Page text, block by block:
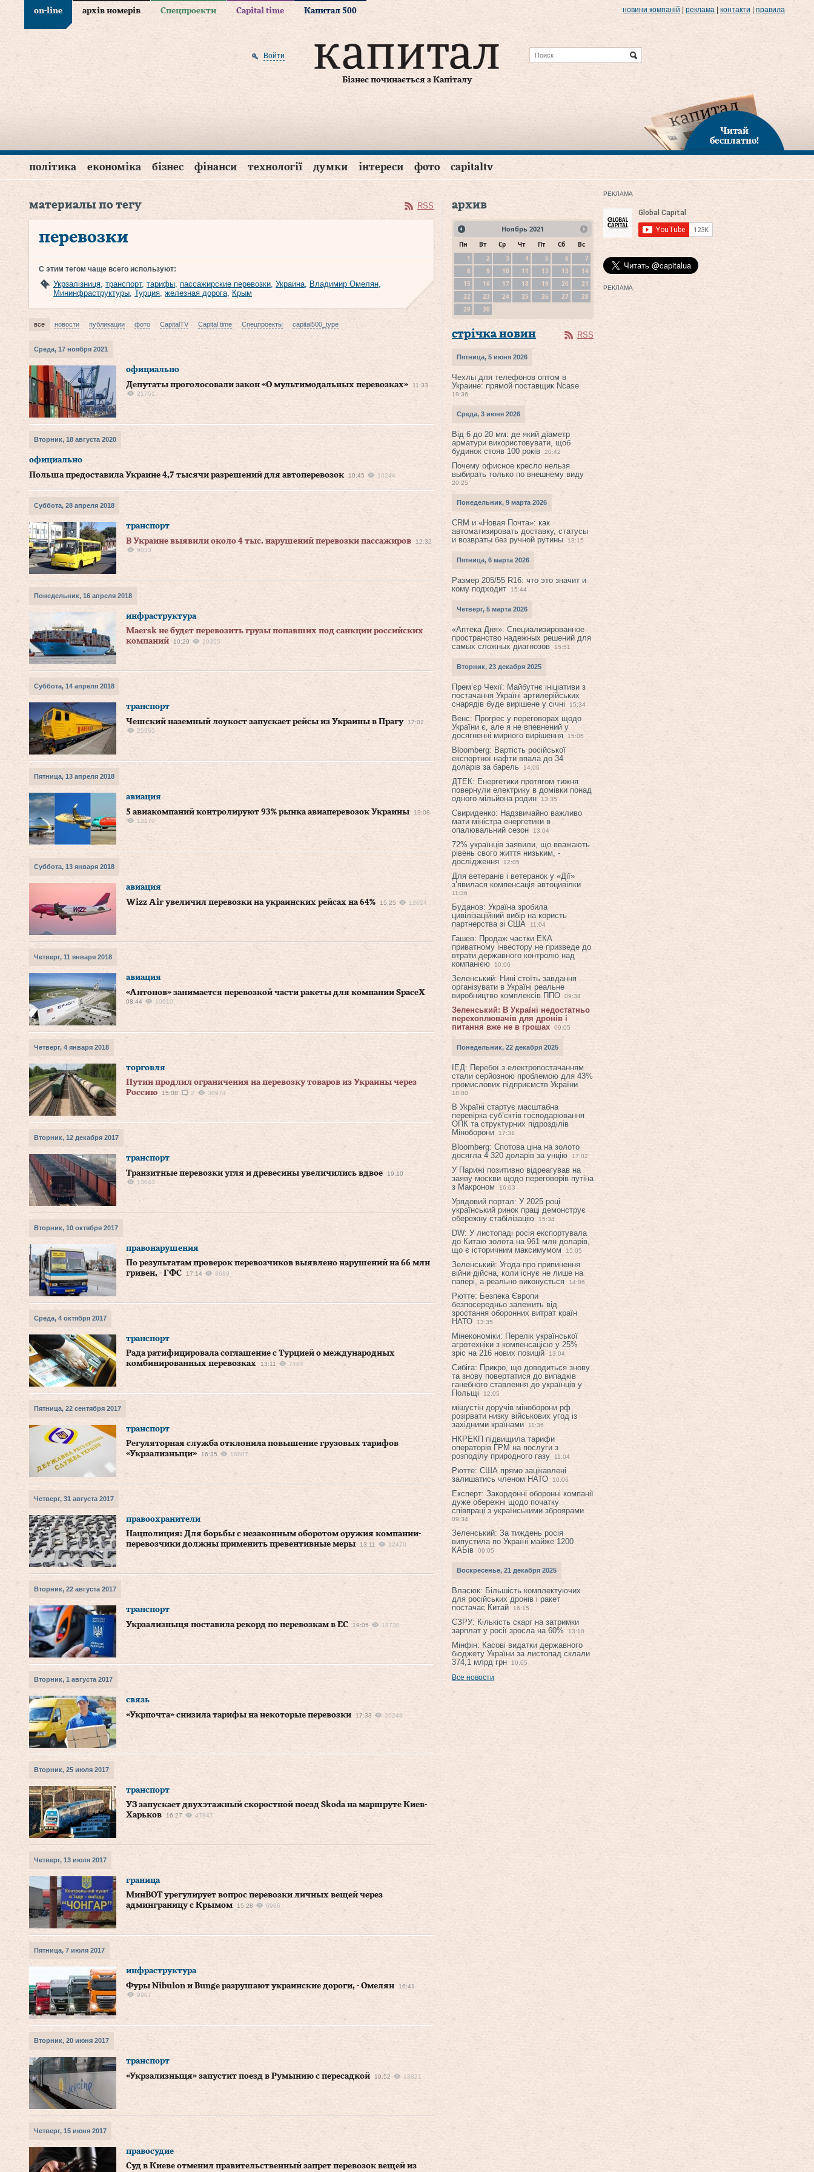
on-line архів номерів Спецпроекти Capital time Капитал 500 новини компаній реклама контакти правила
Бізнес починається з Капіталу
Войти
Читай
бесплатно!
політика економіка бізнес фінанси технології думки інтереси фото capitaltv
материалы по тегу RSS
перевозки
С этим тегом чаще всего используют:
Укрзалізниця, транспорт, тарифы, пассажирские перевозки, Украина, Владимир Омелян,
Мининфраструктуры, Турция, железная дорога, Крым
все новости публикации фото CapitalTV Capital time Спецпроекты capital500_type
Среда, 17 ноября 2021
официально
Депутаты проголосовали закон «О мультимодальных перевозках»
11:33
21751
Вторник, 18 августа 2020
официально
Польша предоставила Украине 4,7 тысячи разрешений для автоперевозок
10:45 10244
Суббота, 28 апреля 2018
транспорт
В Украине выявили около 4 тыс. нарушений перевозки пассажиров
12:32
9033
Понедельник, 16 апреля 2018
инфраструктура
Maersk не будет перевозить грузы попавших под санкции российских
компаний
10:29 20355
Суббота, 14 апреля 2018
транспорт
Чешский наземный лоукост запускает рейсы из Украины в Прагу
17:02
25955
Пятница, 13 апреля 2018
авиация
5 авиакомпаний контролируют 93% рынка авиаперевозок Украины
19:08
12170
Суббота, 13 января 2018
авиация
Wizz Air увеличил перевозки на украинских рейсах на 64%
15:25 12624
Четверг, 11 января 2018
авиация
«Антонов» занимается перевозкой части ракеты для компании SpaceX
08:44 10610
Четверг, 4 января 2018
торговля
Путин продлил ограничения на перевозку товаров из Украины через
Россию
15:08 2 30974
Вторник, 12 декабря 2017
транспорт
Транзитные перевозки угля и древесины увеличились вдвое
19:10
13043
Вторник, 10 октября 2017
правонарушения
По результатам проверок перевозчиков выявлено нарушений на 66 млн
гривен, - ГФС
17:14 8689
Среда, 4 октября 2017
транспорт
Рада ратифицировала соглашение с Турцией о международных
комбинированных перевозках
13:11 7484
Пятница, 22 сентября 2017
транспорт
Регуляторная служба отклонила повышение грузовых тарифов
«Укрзализныци»
16:35 16807
Четверг, 31 августа 2017
правоохранители
Нацполиция: Для борьбы с незаконным оборотом оружия компании-
перевозчики должны применить превентивные меры
13:11 12470
Вторник, 22 августа 2017
транспорт
Укрзализныця поставила рекорд по перевозкам в ЕС
19:05 18730
Вторник, 1 августа 2017
связь
«Укрпочта» снизила тарифы на некоторые перевозки
17:33 20248
Вторник, 25 июля 2017
транспорт
УЗ запускает двухэтажный скоростной поезд Skoda на маршруте Киев-
Харьков
16:27 47847
Четверг, 13 июля 2017
граница
МинВОТ урегулирует вопрос перевозки личных вещей через
админграницу с Крымом
15:28 6986
Пятница, 7 июля 2017
инфраструктура
Фуры Nibulon и Bunge разрушают украинские дороги, - Омелян
16:41
9907
Вторник, 20 июня 2017
транспорт
«Укрзализныця» запустит поезд в Румынию с пересадкой
19:52 18821
Четверг, 15 июня 2017
правосудие
Суд в Киеве отменил правительственный запрет перевозок вещей из
архив
Ноябрь 2021
Пн Вт Ср Чт Пт Сб
Вс
1
2 3 4 5 6
7
8
9 10 11 12 13
14
15
16 17 18 19 20
21
22
23 24 25 26 27
28
29
30
стрічка новин RSS
Пятница, 5 июня 2026
Чехлы для телефонов оптом в
Украине: прямой поставщик Ncase
19:36
Среда, 3 июня 2026
Від 6 до 20 мм: де який діаметр
арматури використовувати, щоб
будинок стояв 100 років
20:42
Почему офисное кресло нельзя
выбирать только по внешнему виду
20:25
Понедельник, 9 марта 2026
CRM и «Новая Почта»: как
автоматизировать доставку, статусы
и возвраты без ручной рутины
13:15
Пятница, 6 марта 2026
Размер 205/55 R16: что это значит и
кому подходит
15:44
Четверг, 5 марта 2026
«Аптека Дня»: Специализированное
пространство надежных решений для
самых сложных диагнозов
15:51
Вторник, 23 декабря 2025
Прем’єр Чехії: Майбутнє ініціативи з
постачання Україні артилерійських
снарядів буде вирішене у січні
15:34
Венс: Прогрес у переговорах щодо
України є, але я не впевнений у
досягненні мирного вирішення
15:05
Bloomberg: Вартість російської
експортної нафти впала до 34
доларів за барель
14:06
ДТЕК: Енергетики протягом тижня
повернули електрику в домівки понад
одного мільйона родин
13:35
Свириденко: Надзвичайно важливо
мати міністра енергетики в
опалювальний сезон
13:04
72% українців заявили, що вважають
рівень свого життя низьким, -
дослідження
12:05
Для ветеранів і ветеранок у «Дії»
з’явилася компенсація автоцивілки
11:36
Буданов: Україна зробила
цивілізаційний вибір на користь
партнерства зі США
11:04
Гашев: Продаж частки ЕКА
приватному інвестору не призведе до
втрати державного контролю над
компанією
10:06
Зеленський: Нині стоїть завдання
організувати в Україні реальне
виробництво комплексів ППО
09:34
Зеленський: В Україні недостатньо
перехоплювачів для дронів і
питання вже не в грошах
09:05
Понедельник, 22 декабря 2025
ІЕД: Перебої з електропостачанням
стали серйозною проблемою для 43%
промислових підприємств України
18:00
В Україні стартує масштабна
перевірка суб’єктів господарювання
ОПК та структурних підрозділів
Міноборони
17:31
Bloomberg: Спотова ціна на золото
досягла 4 320 доларів за унцію
17:02
У Парижі позитивно відреагував на
заяву москви щодо переговорів путіна
з Макроном
16:03
Урядовий портал: У 2025 році
український ринок праці демонструє
обережну стабілізацію
15:34
DW: У листопаді росія експортувала
до Китаю золота на 961 млн доларів,
що є історичним максимумом
15:05
Зеленський: Угода про припинення
війни дійсна, коли існує не лише на
папері, а реально виконується
14:06
Рютте: Безпека Європи
безпосередньо залежить від
зростання оборонних витрат країн
НАТО
13:35
Мінекономіки: Перелік української
агротехніки з компенсацією у 25%
зріс на 216 нових позицій
13:04
Сибіга: Прикро, що доводиться знову
та знову повертатися до випадків
ганебного ставлення до українців у
Польщі
12:05
мішустін доручів міноборони рф
розірвати низку військових угод із
західними країнами
11:36
НКРЕКП підвищила тарифи
операторів ГРМ на послуги з
розподілу природного газу
11:04
Рютте: США прямо зацікавлені
залишатись членом НАТО
10:06
Експерт: Закордонні оборонні компанії
дуже обережні щодо початку
співпраці з українськими зброярами
09:34
Зеленський: За тиждень росія
випустила по Україні майже 1200
КАБів
09:05
Воскресенье, 21 декабря 2025
Власюк: Більшість комплектуючих
для російських дронів і ракет
постачає Китай
16:15
СЗРУ: Кількість скарг на затримки
зарплат у росії зросла на 60%
13:10
Мінфін: Касові видатки державного
бюджету України за листопад склали
374,1 млрд грн
10:05
Все новости
РЕКЛАМА
РЕКЛАМА